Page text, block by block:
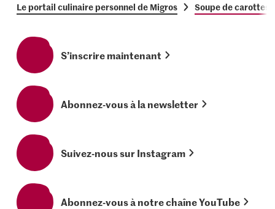
Le portail culinaire personnel de Migros Soupe de carottes
S’inscrire maintenant
Abonnez-vous à la newsletter
Suivez-nous sur Instagram
Abonnez-vous à notre chaîne YouTube